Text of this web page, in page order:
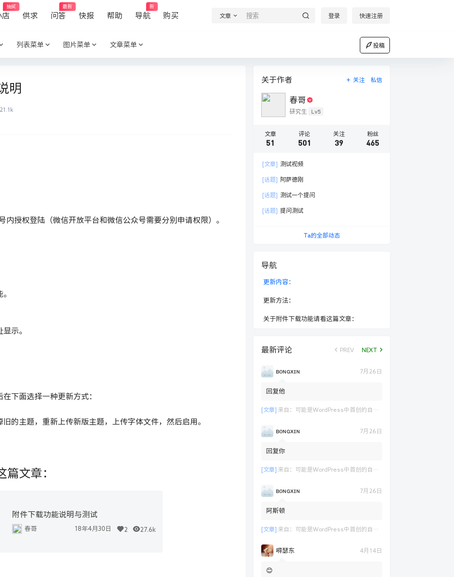
店
抽奖
供求 问答
最新
快报 帮助 导航
新
购买 文章 登录 快速注册
列表菜单 图片菜单 文章菜单 投稿
明
21.1k
内授权登陆（微信开放平台和微信公众号需要分别申请权限）。
示。
下面选择一种更新方式：
的主题，重新上传新版主题，上传字体文件，然后启用。
篇文章：
附件下载功能说明与测试
春哥 18年4月30日 2 27.6k
关于作者 关注 私信
春哥
研究生 Lv5
文章
51
评论
501
关注
39
粉丝
465
[文章] 测试视频
[话题] 阿萨德刚
[话题] 测试一个提问
[话题] 提问测试
Ta的全部动态
导航
更新内容：
更新方法：
关于附件下载功能请看这篇文章：
最新评论 PREV NEXT
ʙᴏɴɢxɪɴ 7月26日
回复他
[文章] 来自： 可能是WordPress中首创的自定义表单支付功能演示
ʙᴏɴɢxɪɴ 7月26日
回复你
[文章] 来自： 可能是WordPress中首创的自定义表单支付功能演示
ʙᴏɴɢxɪɴ 7月26日
阿斯顿
[文章] 来自： 可能是WordPress中首创的自定义表单支付功能演示
嘚瑟东 4月14日
😊